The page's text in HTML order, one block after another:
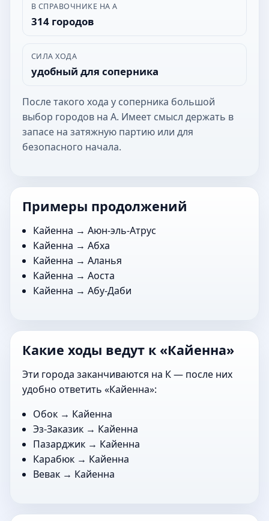
В СПРАВОЧНИКЕ НА А
314 городов
СИЛА ХОДА
удобный для соперника
После такого хода у соперника большой
выбор городов на А. Имеет смысл держать в
запасе на затяжную партию или для
безопасного начала.
Примеры продолжений
Кайенна →Аюн-эль-Атрус
Кайенна →Абха
Кайенна →Аланья
Кайенна →Аоста
Кайенна →Абу-Даби
Какие ходы ведут к «Кайенна»
Эти города заканчиваются на К — после них
удобно ответить «Кайенна»:
Обок → Кайенна
Эз-Заказик → Кайенна
Пазарджик → Кайенна
Карабюк → Кайенна
Вевак → Кайенна